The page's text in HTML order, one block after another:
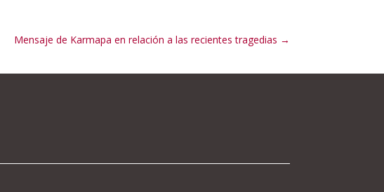
Mensaje de Karmapa en relación a las recientes tragedias →